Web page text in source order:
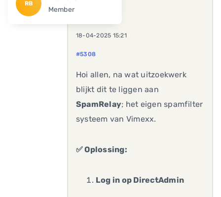
RB
Member
18-04-2025 15:21
#5308
Hoi allen, na wat uitzoekwerk
blijkt dit te liggen aan
SpamRelay; het eigen spamfilter
systeem van Vimexx.
✅ Oplossing:
Log in op DirectAdmin